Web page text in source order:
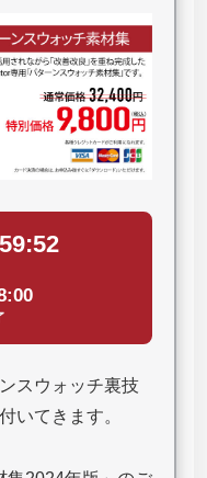
スウォッチ裏技
いてきます。